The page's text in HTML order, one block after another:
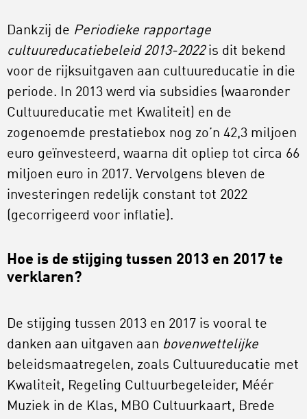
Dankzij de Periodieke rapportage
cultuureducatiebeleid 2013-2022is dit bekend
voor de rijksuitgaven aan cultuureducatie in die
periode. In 2013 werd via subsidies (waaronder
Cultuureducatie met Kwaliteit) en de
zogenoemde prestatiebox nog zo’n 42,3 miljoen
euro geïnvesteerd, waarna dit opliep tot circa 66
miljoen euro in 2017. Vervolgens bleven de
investeringen redelijk constant tot 2022
(gecorrigeerd voor inflatie).
Hoe is de stijging tussen 2013 en 2017 te
verklaren?
De stijging tussen 2013 en 2017 is vooral te
danken aan uitgaven aan bovenwettelijke
beleidsmaatregelen, zoals Cultuureducatie met
Kwaliteit, Regeling Cultuurbegeleider, Méér
Muziek in de Klas, MBO Cultuurkaart, Brede